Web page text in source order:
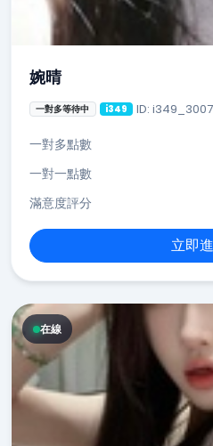
婉晴
一對多等待中 i349 ID:
一對多點數
一對一點數
滿意度評分
立即
在線